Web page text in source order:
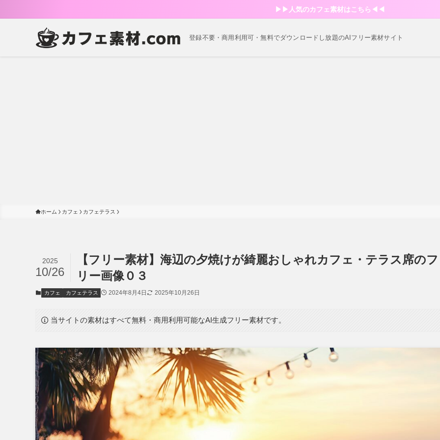
▶︎▶︎人気のカフェ素材はこちら◀︎◀︎
登録不要・商用利用可・無料でダウンロードし放題のAIフリー素材サイト
ホーム カフェ カフェテラス
【フリー素材】海辺の夕焼けが綺麗おしゃれカフェ・テラス席のフ
リー画像０３
2025
10/26
カフェ カフェテラス 2024年8月4日 2025年10月26日
当サイトの素材はすべて無料・商用利用可能なAI生成フリー素材です。